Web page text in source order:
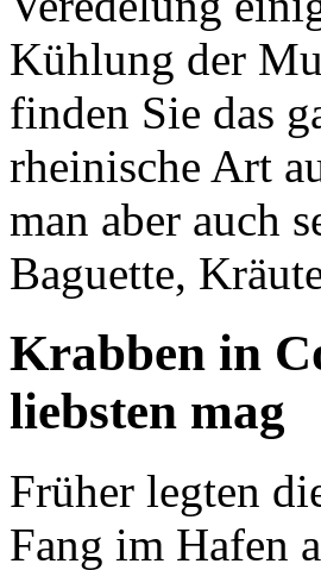
Kühlung der
finden Sie das
rheinische Art
man aber auch
Baguette,
Krabben in
liebsten mag
Früher legten
Fang im Hafen